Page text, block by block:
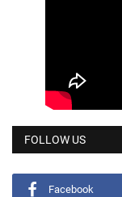
FOLLOW US
Facebook